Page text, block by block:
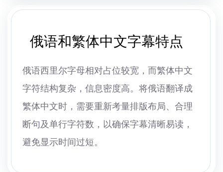
俄语和繁体中文字幕特点
俄语西里尔字母相对占位较宽，而繁体中文
字符结构复杂，信息密度高。将俄语翻译成
繁体中文时，需要重新考量排版布局、合理
断句及单行字符数，以确保字幕清晰易读，
避免显示时间过短。